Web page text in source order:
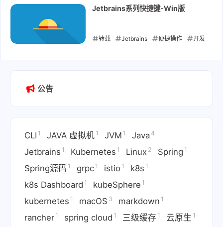
Jetbrains系列快捷键-Win版
转载 Jetbrains 便捷操作 开发
2024-04-07
公告
CLI 1 JAVA 虚拟机 1 JVM 1 Java 4
Jetbrains 1 Kubernetes 1 Linux 2 Spring 1
Spring源码 1 grpc 1 istio 1 k8s 1
k8s Dashboard 1 kubeSphere 1
kubernetes 1 macOS 3 markdown 1
rancher 1 spring cloud 1 三级缓存 1 云原生 1